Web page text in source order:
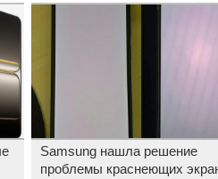
Samsung нашла решение
проблемы краснеющих